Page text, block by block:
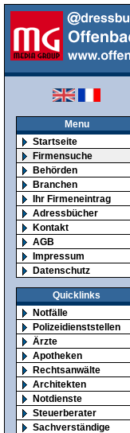
Menu
Startseite
Firmensuche
Behörden
Branchen
Ihr Firmeneintrag
Adressbücher
Kontakt
AGB
Impressum
Datenschutz
Quicklinks
Notfälle
Polizeidienststellen
Ärzte
Apotheken
Rechtsanwälte
Architekten
Notdienste
Steuerberater
Sachverständige